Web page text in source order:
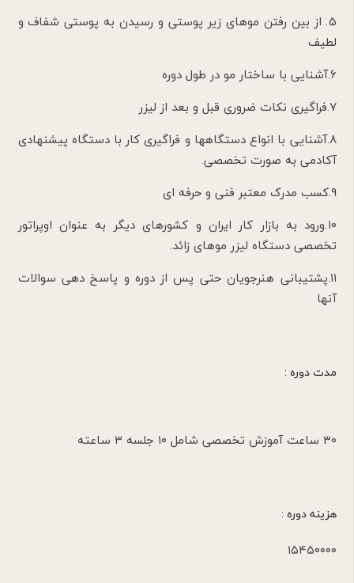
۵. از بین رفتن موهای زیر پوستی و رسیدن به پوستی شفاف و
لطیف
۶.آشنایی با ساختار مو در طول دوره
۷.فراگیری نکات ضروری قبل و بعد از لیزر
۸.آشنایی با انواع دستگاهها و فراگیری کار با دستگاه پیشنهادی
آکادمی به صورت تخصصی.
۹.کسب مدرک معتبر فنی و حرفه ای
۱۰.ورود به بازار کار ایران و کشورهای دیگر به عنوان اوپراتور
تخصصی دستگاه لیزر موهای زائد.
۱۱.پشتیبانی هنرجویان حتی پس از دوره و پاسخ دهی سوالات
آنها
مدت دوره :
۳۰ ساعت آموزش تخصصی شامل ۱۰ جلسه ۳ ساعته
هزینه دوره :
۱۵۴۵۰۰۰۰